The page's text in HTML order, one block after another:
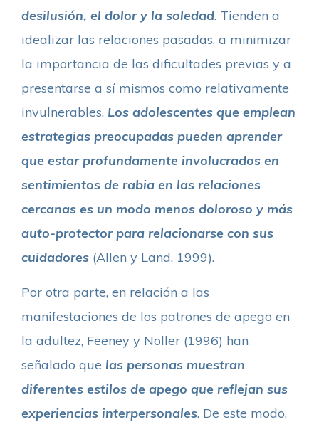
desilusión, el dolor y la soledad. Tienden a
idealizar las relaciones pasadas, a minimizar
la importancia de las dificultades previas y a
presentarse a sí mismos como relativamente
invulnerables. Los adolescentes que emplean
estrategias preocupadas pueden aprender
que estar profundamente involucrados en
sentimientos de rabia en las relaciones
cercanas es un modo menos doloroso y más
auto-protector para relacionarse con sus
cuidadores (Allen y Land, 1999).
Por otra parte, en relación a las
manifestaciones de los patrones de apego en
la adultez, Feeney y Noller (1996) han
señalado que las personas muestran
diferentes estilos de apego que reflejan sus
experiencias interpersonales. De este modo,